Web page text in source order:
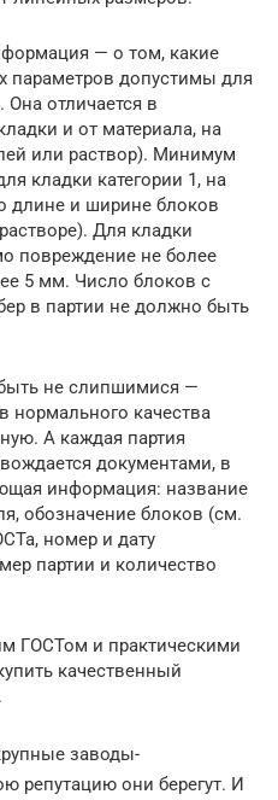
— о том, какие
параметров допустимы для
отличается в
и от материала, на
или раствор). Минимум
кладки категории 1, на
и ширине блоков
Для кладки
повреждение не более
5 мм. Число блоков с
в партии не должно быть
не слипшимися —
нормального качества
А каждая партия
документами, в
информация: название
обозначение блоков (см.
номер и дату
партии и количество
ГОСТом и практическими
качественный
заводы-
репутацию они берегут. И